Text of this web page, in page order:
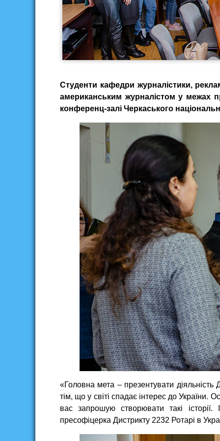
Студенти кафедри журналістики,
американським журналістом у межах
конференц-залі Черкаського
«Головна мета – презентувати діяльність
тім, що у світі спадає інтерес до України.
вас запрошую створювати такі
пресофіцерка Дистрикту 2232 Ротарі в